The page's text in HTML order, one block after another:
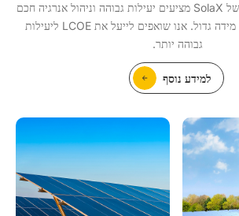
פתרונות PV לשימושי של SolaX מציעים יעילות גבוהה וניהול אנרגיה חכם
עבור פרויקטים בקנה מידה גדול. אנו שואפים לייעל את LCOE ליעילות
גבוהה יותר.
למידע נוסף